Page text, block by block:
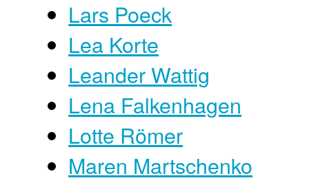
Lars Poeck
Lea Korte
Leander Wattig
Lena Falkenhagen
Lotte Römer
Maren Martschenko